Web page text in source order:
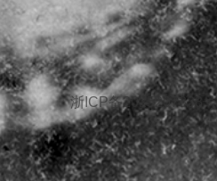
浙ICP备2025207338号